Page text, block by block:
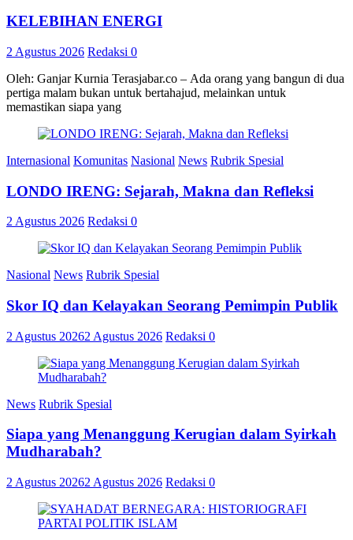
KELEBIHAN ENERGI
2 Agustus 2026 Redaksi 0
Oleh: Ganjar Kurnia Terasjabar.co – Ada orang yang bangun di dua
pertiga malam bukan untuk bertahajud, melainkan untuk
memastikan siapa yang
Internasional Komunitas Nasional News Rubrik Spesial
LONDO IRENG: Sejarah, Makna dan Refleksi
2 Agustus 2026 Redaksi 0
Nasional News Rubrik Spesial
Skor IQ dan Kelayakan Seorang Pemimpin Publik
2 Agustus 20262 Agustus 2026 Redaksi 0
News Rubrik Spesial
Siapa yang Menanggung Kerugian dalam Syirkah
Mudharabah?
2 Agustus 20262 Agustus 2026 Redaksi 0